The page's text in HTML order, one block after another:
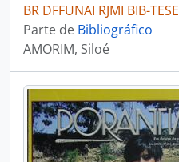
BR DFFUNAI RJMI BIB-TESE
Parte de Bibliográfico
AMORIM, Siloé